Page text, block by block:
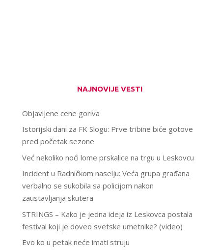
NAJNOVIJE VESTI
Objavljene cene goriva
Istorijski dani za FK Slogu: Prve tribine biće gotove
pred početak sezone
Već nekoliko noći lome prskalice na trgu u Leskovcu
Incident u Radničkom naselju: Veća grupa građana
verbalno se sukobila sa policijom nakon
zaustavljanja skutera
STRINGS – Kako je jedna ideja iz Leskovca postala
festival koji je doveo svetske umetnike? (video)
Evo ko u petak neće imati struju